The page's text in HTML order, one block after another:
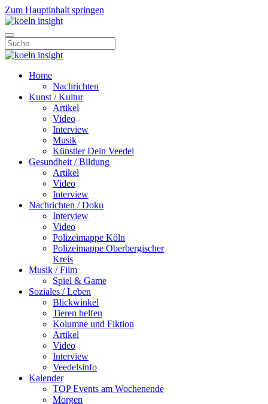
Zum Hauptinhalt springen
Home
Nachrichten
Kunst / Kultur
Artikel
Video
Interview
Musik
Künstler Dein Veedel
Gesundheit / Bildung
Artikel
Video
Interview
Nachrichten / Doku
Interview
Video
Polizeimappe Köln
Polizeimappe Oberbergischer
Kreis
Musik / Film
Spiel & Game
Soziales / Leben
Blickwinkel
Tieren helfen
Kolumne und Fiktion
Artikel
Video
Interview
Veedelsinfo
Kalender
TOP Events am Wochenende
Morgen